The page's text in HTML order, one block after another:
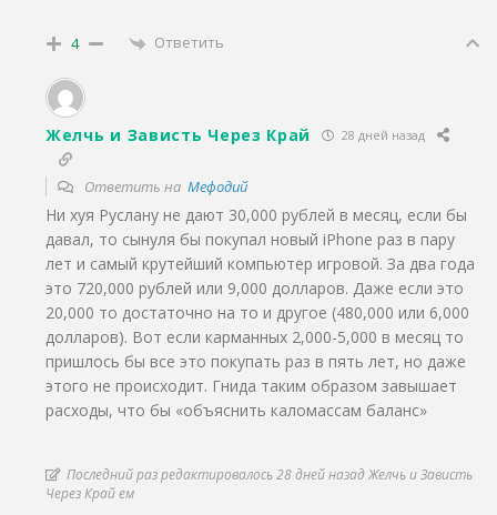
4 Ответить
Желчь и Зависть Через Край 28 дней назад
Ответить на Мефодий
Ни хуя Руслану не дают 30,000 рублей в месяц, если бы
давал, то сынуля бы покупал новый iPhone раз в пару
лет и самый крутейший компьютер игровой. За два года
это 720,000 рублей или 9,000 долларов. Даже если это
20,000 то достаточно на то и другое (480,000 или 6,000
долларов). Вот если карманных 2,000-5,000 в месяц то
пришлось бы все это покупать раз в пять лет, но даже
этого не происходит. Гнида таким образом завышает
расходы, что бы «объяснить каломассам баланс»
Последний раз редактировалось 28 дней назад Желчь и Зависть
Через Край ем